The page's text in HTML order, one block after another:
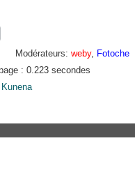
Modérateurs: weby, Fotoche
: 0.223 secondes
Kunena